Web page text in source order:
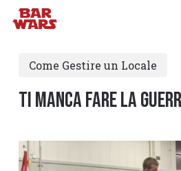
Skip
contentCome Gestire un Locale
TI MANCA FARE LA